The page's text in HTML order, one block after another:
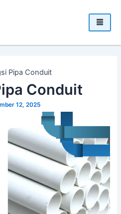
Pipa Conduit
Conduit
12, 2025